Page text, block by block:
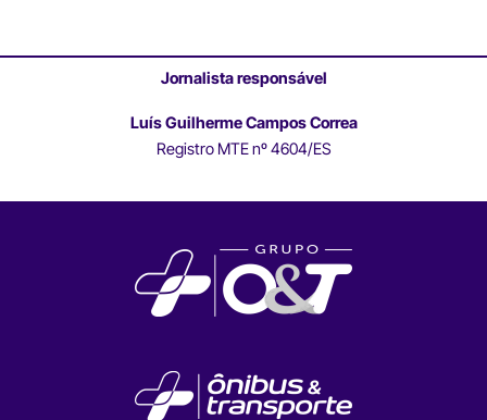
Jornalista responsável
Luís Guilherme Campos Correa
Registro MTE nº 4604/ES